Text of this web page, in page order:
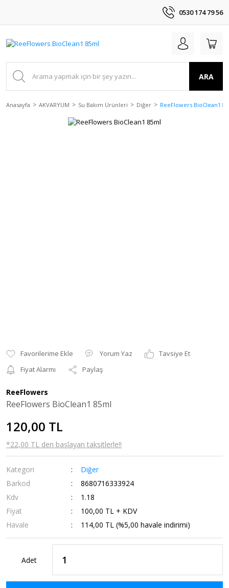
0530 174 79 56
ARA
Anasayfa AKVARYUM Su Bakım Ürünleri Diğer ReeFlowers BioClean1
Yorum Yaz
Tavsiye Et
Fiyat Alarmı
Paylaş
ReeFlowers
ReeFlowers BioClean1 85ml
120,00 TL
*22,00 TL den başlayan taksitlerle!!
Kategori
Diğer
Barkod
8680716333924
Kdv
1.18
Fiyat
100,00 TL + KDV
Havale
114,00 TL (%5,00 havale indirimi)
Adet